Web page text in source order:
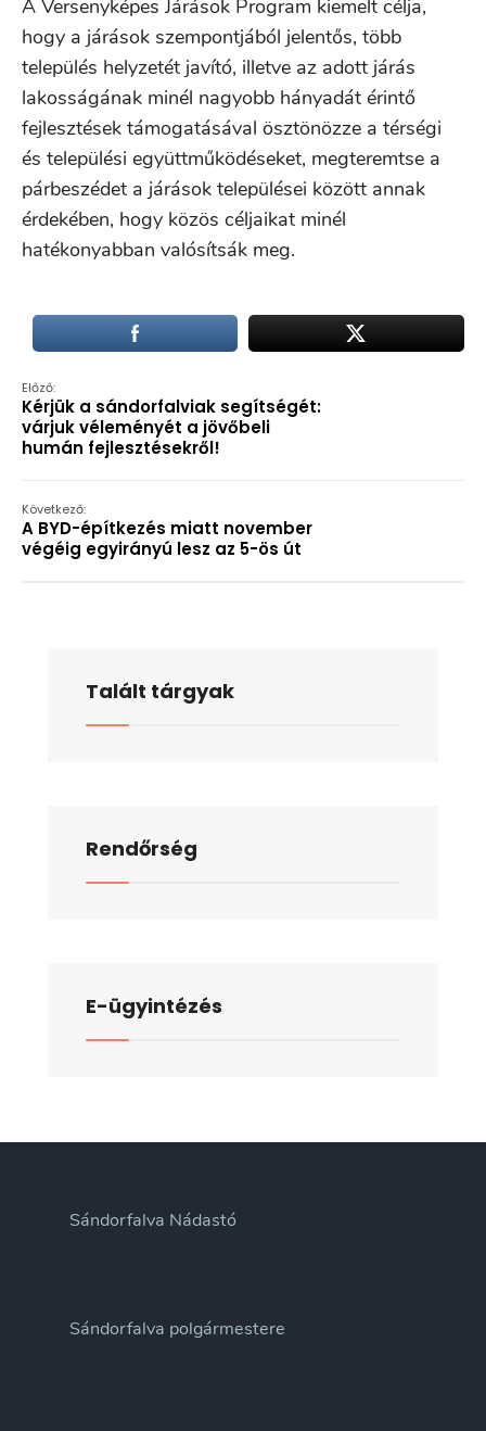
A Versenyképes Járások Program kiemelt célja,
hogy a járások szempontjából jelentős, több
település helyzetét javító, illetve az adott járás
lakosságának minél nagyobb hányadát érintő
fejlesztések támogatásával ösztönözze a térségi
és települési együttműködéseket, megteremtse a
párbeszédet a járások települései között annak
érdekében, hogy közös céljaikat minél
hatékonyabban valósítsák meg.
Előző:
Kérjük a sándorfalviak segítségét:
várjuk véleményét a jövőbeli
humán fejlesztésekről!
Következő:
A BYD-építkezés miatt november
végéig egyirányú lesz az 5-ös út
Talált tárgyak
Rendőrség
E-ügyintézés
Sándorfalva Nádastó
Sándorfalva polgármestere